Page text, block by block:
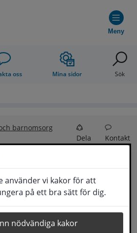
använder vi kakor för att
på ett bra sätt för dig.
nödvändiga kakor
Meny
oss Mina sidor Sök
barnomsorg
Dela Kontakt